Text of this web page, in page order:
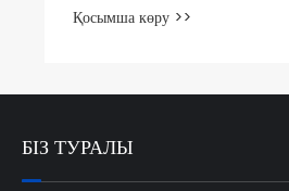
Қосымша көру >>
БІЗ ТУРАЛЫ